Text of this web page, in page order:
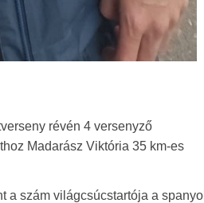
révén 4 versenyző
Madarász Viktória 35 km-es
a szám világcsúcstartója a spanyol